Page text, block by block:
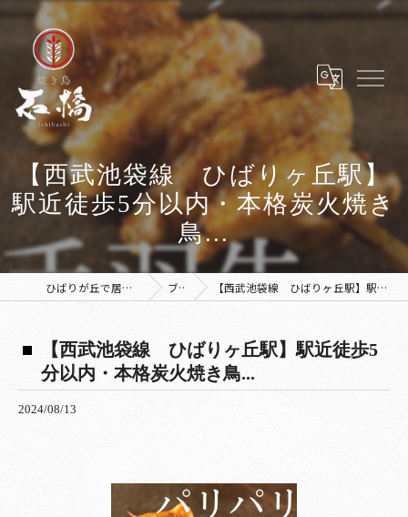
【西武池袋線 ひばりヶ丘駅】
駅近徒歩5分以内・本格炭火焼き
鳥...
ひばりが丘で居酒屋なら焼き鳥 石橋 ブログ 【西武池袋線 ひばりヶ丘駅】駅近徒歩5分以内・本格炭火焼き鳥...
【西武池袋線 ひばりヶ丘駅】駅近徒歩5
分以内・本格炭火焼き鳥...
2024/08/13